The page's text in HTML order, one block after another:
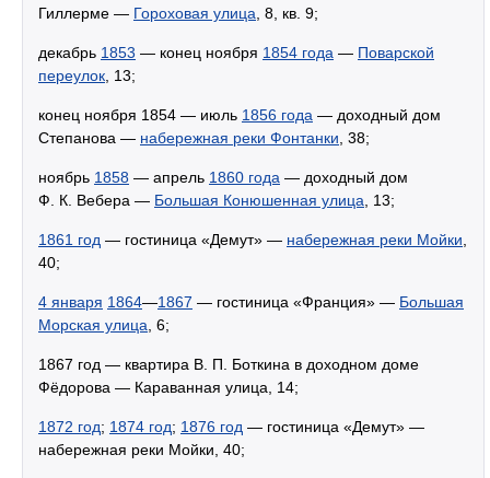
Гиллерме — Гороховая улица , 8, кв. 9;
декабрь 1853 — конец ноября 1854 года — Поварской
переулок , 13;
конец ноября 1854 — июль 1856 года — доходный дом
Степанова — набережная реки Фонтанки , 38;
ноябрь 1858 — апрель 1860 года — доходный дом
Ф. К. Вебера — Большая Конюшенная улица , 13;
1861 год — гостиница «Демут» — набережная реки Мойки
40;
4 января 1864—1867 — гостиница «Франция» — Большая
Морская улица , 6;
1867 год — квартира В. П. Боткина в доходном доме
Фёдорова — Караванная улица, 14;
1872 год; 1874 год; 1876 год — гостиница «Демут» —
набережная реки Мойки, 40;